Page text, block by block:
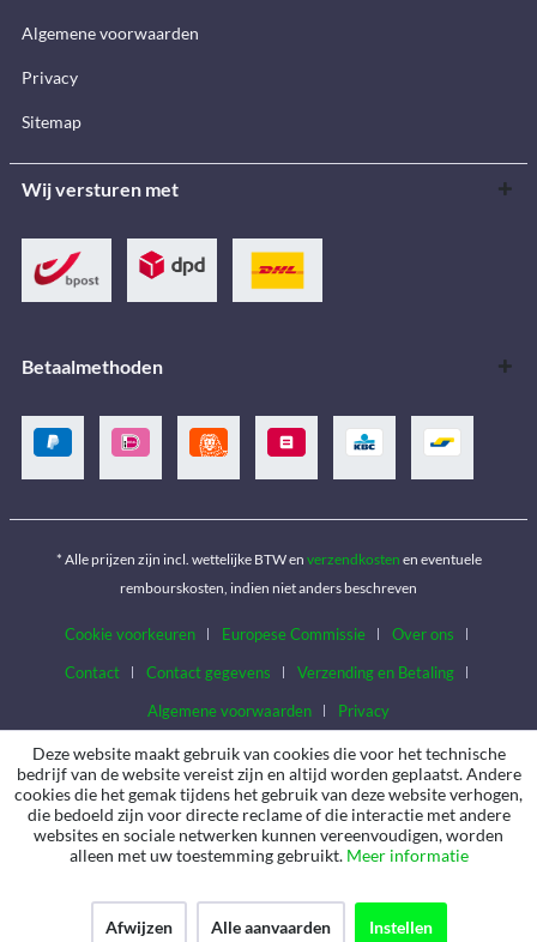
Algemene voorwaarden
Privacy
Sitemap
Wij versturen met
Betaalmethoden
* Alle prijzen zijn incl. wettelijke BTW en verzendkosten en eventuele
rembourskosten, indien niet anders beschreven
Cookie voorkeuren Europese Commissie
Over ons
Contact
Contact gegevens
Verzending en Betaling
Algemene voorwaarden
Privacy
Deze website maakt gebruik van cookies die voor het technische
bedrijf van de website vereist zijn en altijd worden geplaatst. Andere
cookies die het gemak tijdens het gebruik van deze website verhogen,
die bedoeld zijn voor directe reclame of die interactie met andere
websites en sociale netwerken kunnen vereenvoudigen, worden
alleen met uw toestemming gebruikt. Meer informatie
Afwijzen Alle aanvaarden Instellen